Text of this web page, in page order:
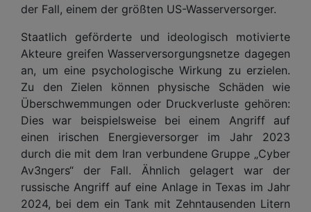
der Fall, einem der größten US-Wasserversorger.
Staatlich geförderte und ideologisch motivierte
Akteure greifen Wasserversorgungsnetze dagegen
an, um eine psychologische Wirkung zu erzielen.
Zu den Zielen können physische Schäden wie
Überschwemmungen oder Druckverluste gehören:
Dies war beispielsweise bei einem Angriff auf
einen irischen Energieversorger im Jahr 2023
durch die mit dem Iran verbundene Gruppe „Cyber
Av3ngers“ der Fall. Ähnlich gelagert war der
russische Angriff auf eine Anlage in Texas im Jahr
2024, bei dem ein Tank mit Zehntausenden Litern